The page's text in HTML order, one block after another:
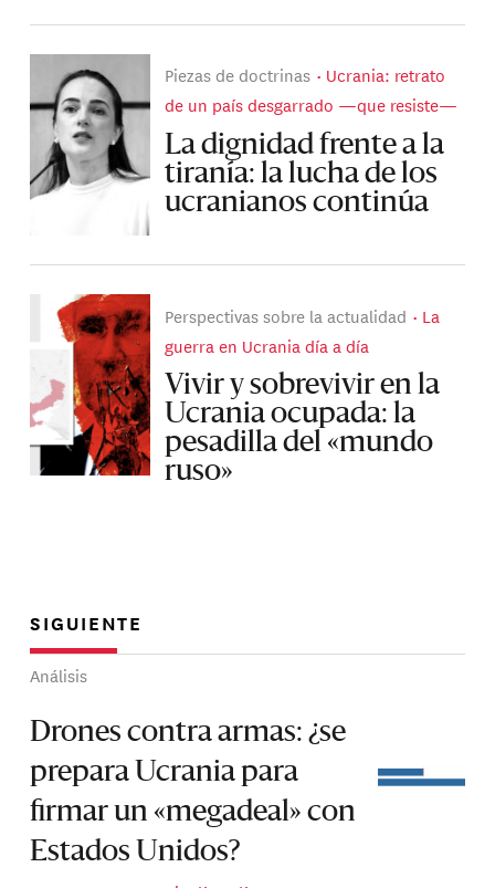
Piezas de doctrinas
Ucrania: retrato
de un país desgarrado —que resiste—
La dignidad frente a la
tiranía: la lucha de los
ucranianos continúa
Perspectivas sobre la actualidad
La
guerra en Ucrania día a día
Vivir y sobrevivir en la
Ucrania ocupada: la
pesadilla del «mundo
ruso»
SIGUIENTE
Análisis
Drones contra armas: ¿se
prepara Ucrania para
firmar un «megadeal» con
Estados Unidos?